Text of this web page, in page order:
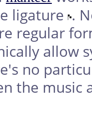
ligature .
regular
allow
no
the music